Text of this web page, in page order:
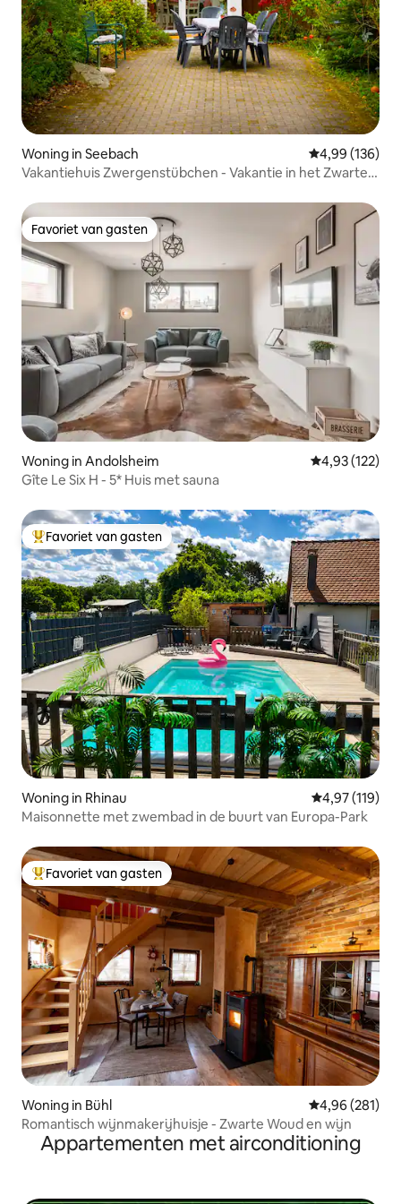
Woning in Seebach Gemiddelde
4,99 (136)
Vakantiehuis Zwergenstübchen - Vakantie in het Zwarte
Favoriet van gasten
Favoriet van gasten
Woning in Andolsheim Gemiddelde
4,93 (122)
Gîte Le Six H - 5* Huis met sauna
Topfavoriet van gasten
Favoriet van gasten
Woning in Rhinau Gemiddelde
4,97 (119)
Maisonnette met zwembad in de buurt van Europa-Park
Topfavoriet van gasten
Favoriet van gasten
Woning in Bühl Gemiddelde
4,96 (281)
Romantisch wijnmakerijhuisje - Zwarte Woud en wijn
Appartementen met airconditioning